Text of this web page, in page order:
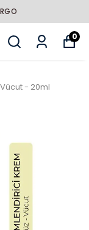
0
- 20ml